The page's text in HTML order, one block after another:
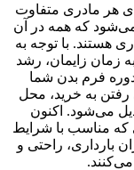
هر مادری متفاوت
که همه در آن
هستند. با توجه به
زمان زایمان، رشد
فرم بدن شما
رفتن به خرید، محل
می‌شود. اکنون
مناسب با شرایط
بارداری، راحتی و